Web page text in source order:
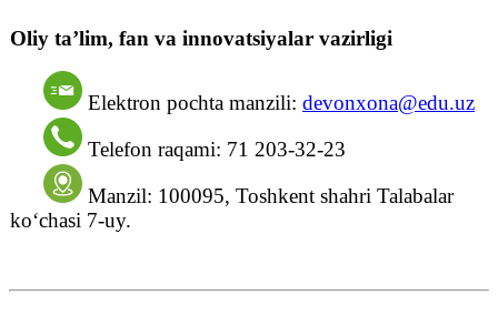
Oliy taʼlim, fan va innovatsiyalar vazirligi
Elektron pochta manzili: devonxona@edu.uz
Telefon raqami: 71 203-32-23
Manzil: 100095, Toshkent shahri Talabalar
ko‘chasi 7-uy.